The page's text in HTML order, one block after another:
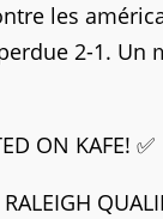
les
2-1. Un
ON KAFE! ✅